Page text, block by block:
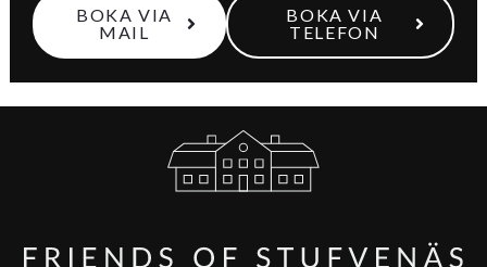
BOKA VIA
MAIL
BOKA VIA
TELEFON